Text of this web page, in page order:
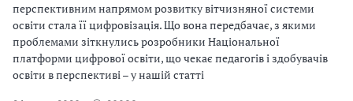
перспективним напрямом розвитку вітчизняної системи
освіти стала її цифровізація. Що вона передбачає, з якими
проблемами зіткнулись розробники Національної
платформи цифрової освіти, що чекає педагогів і здобувачів
освіти в перспективі – у нашій статті